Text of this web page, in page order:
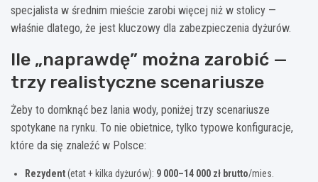
specjalista w średnim mieście zarobi więcej niż w stolicy —
właśnie dlatego, że jest kluczowy dla zabezpieczenia dyżurów.
Ile „naprawdę” można zarobić —
trzy realistyczne scenariusze
Żeby to domknąć bez lania wody, poniżej trzy scenariusze
spotykane na rynku. To nie obietnice, tylko typowe konfiguracje,
które da się znaleźć w Polsce:
Rezydent(etat + kilka dyżurów): 9 000–14 000 zł brutto/mies.